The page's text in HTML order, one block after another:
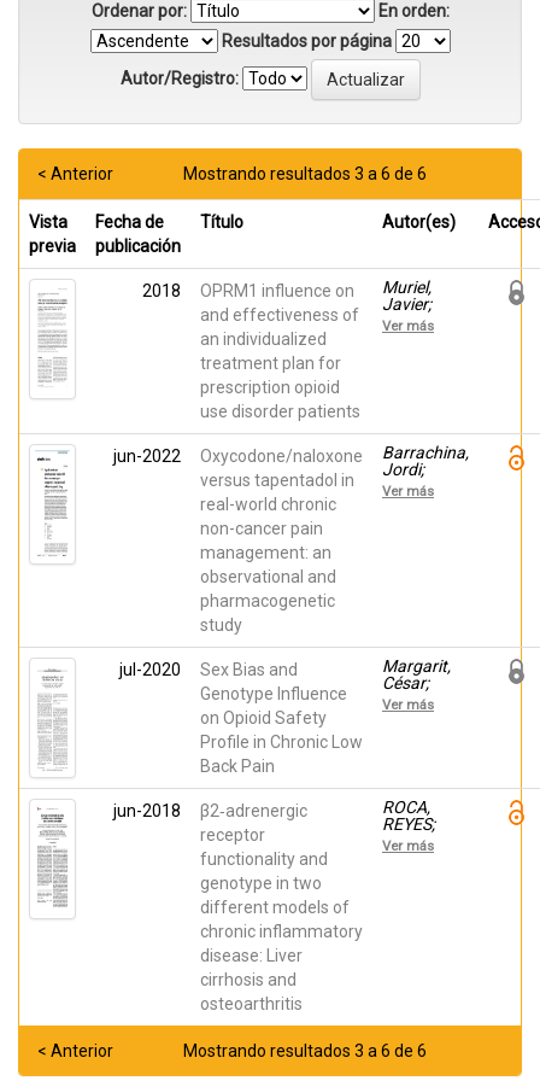
Ordenar por:
En orden:
Resultados por página
Autor/Registro:
Mostrando resultados 3 a 6 de 6
< Anterior
Vista
previa
Fecha de
publicación
Título Autor(es)
2018
OPRM1 influence on
and effectiveness of
an individualized
treatment plan for
prescription opioid
use disorder patients
Muriel,
Javier;
Margarit,
César;
Carmen;
Inda, María
del Mar;
Cutillas,
Ver más
jun-2022
Oxycodone/naloxone
versus tapentadol in
real-world chronic
non-cancer pain
management: an
observational and
pharmacogenetic
study
Barrachina,
Jordi;
Margarit,
César;
Planelles,
Beatriz;
Inda, María
Ver más
jul-2020
Sex Bias and
Genotype Influence
on Opioid Safety
Profile in Chronic Low
Back Pain
Margarit,
César;
Roca,
Reyes;
Javier;
Ballester,
Pura; Flor,
Andrea;
Morales,
Ver más
jun-2018
β2‑adrenergic
receptor
functionality and
genotype in two
different models of
chronic inflammatory
disease: Liver
cirrhosis and
osteoarthritis
ROCA,
REYES;
ESTEBAN,
PABLO;
MARTÍNEZ,
HELENA;
Horga,
Ver más
Mostrando resultados 3 a 6 de 6
< Anterior